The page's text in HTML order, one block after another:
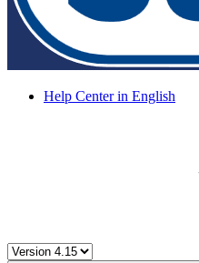
Help Center in English